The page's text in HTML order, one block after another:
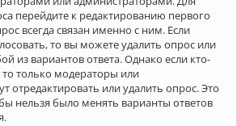
перейдите к редактированию первого
всегда связан именно с ним. Если
то вы можете удалить опрос или
из вариантов ответа. Однако если кто-
только модераторы или
отредактировать или удалить опрос. Это
нельзя было менять варианты ответов